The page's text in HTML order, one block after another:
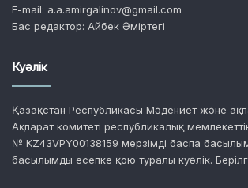
E-mail: a.a.amirgalinov@gmail.com
Бас редактор: Айбек Әміртегі
Куәлік
Қазақстан Республикасы Мәдениет және
Ақпарат комитеті республикалық
№ KZ43VPY00138159 мерзімді баспа
басылымды есепке қою туралы куәлік.